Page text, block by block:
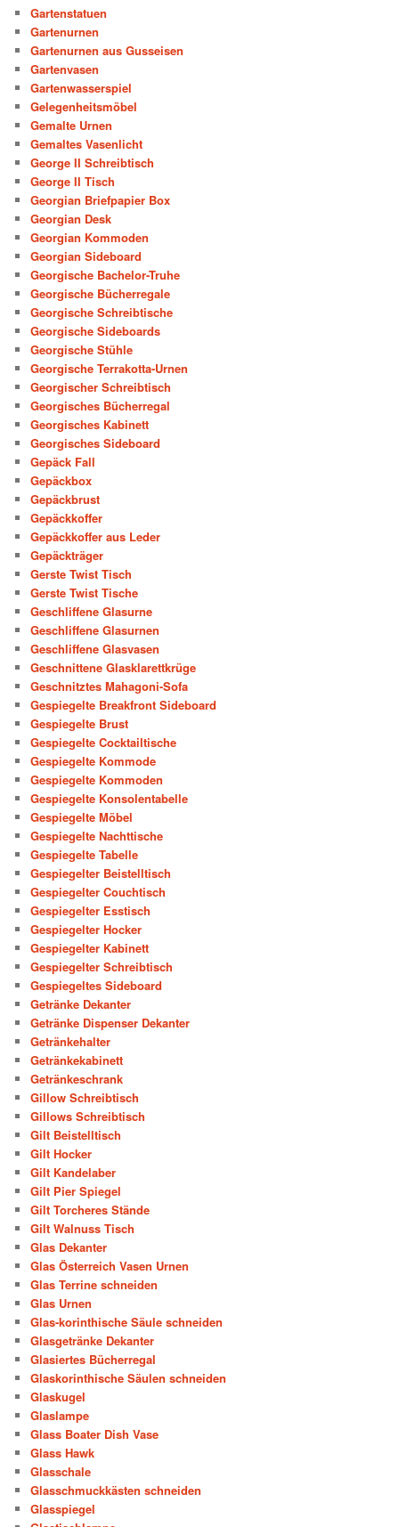
Gartenstatuen
Gartenurnen
Gartenurnen aus Gusseisen
Gartenvasen
Gartenwasserspiel
Gelegenheitsmöbel
Gemalte Urnen
Gemaltes Vasenlicht
George II Schreibtisch
George II Tisch
Georgian Briefpapier Box
Georgian Desk
Georgian Kommoden
Georgian Sideboard
Georgische Bachelor-Truhe
Georgische Bücherregale
Georgische Schreibtische
Georgische Sideboards
Georgische Stühle
Georgische Terrakotta-Urnen
Georgischer Schreibtisch
Georgisches Bücherregal
Georgisches Kabinett
Georgisches Sideboard
Gepäck Fall
Gepäckbox
Gepäckbrust
Gepäckkoffer
Gepäckkoffer aus Leder
Gepäckträger
Gerste Twist Tisch
Gerste Twist Tische
Geschliffene Glasurne
Geschliffene Glasurnen
Geschliffene Glasvasen
Geschnittene Glasklarettkrüge
Geschnitztes Mahagoni-Sofa
Gespiegelte Breakfront Sideboard
Gespiegelte Brust
Gespiegelte Cocktailtische
Gespiegelte Kommode
Gespiegelte Kommoden
Gespiegelte Konsolentabelle
Gespiegelte Möbel
Gespiegelte Nachttische
Gespiegelte Tabelle
Gespiegelter Beistelltisch
Gespiegelter Couchtisch
Gespiegelter Esstisch
Gespiegelter Hocker
Gespiegelter Kabinett
Gespiegelter Schreibtisch
Gespiegeltes Sideboard
Getränke Dekanter
Getränke Dispenser Dekanter
Getränkehalter
Getränkekabinett
Getränkeschrank
Gillow Schreibtisch
Gillows Schreibtisch
Gilt Beistelltisch
Gilt Hocker
Gilt Kandelaber
Gilt Pier Spiegel
Gilt Torcheres Stände
Gilt Walnuss Tisch
Glas Dekanter
Glas Österreich Vasen Urnen
Glas Terrine schneiden
Glas Urnen
Glas-korinthische Säule schneiden
Glasgetränke Dekanter
Glasiertes Bücherregal
Glaskorinthische Säulen schneiden
Glaskugel
Glaslampe
Glass Boater Dish Vase
Glass Hawk
Glasschale
Glasschmuckkästen schneiden
Glasspiegel